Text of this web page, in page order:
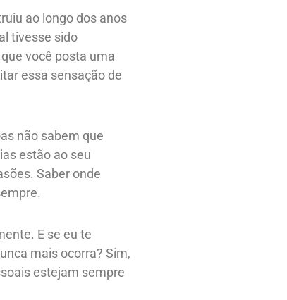
ao longo dos anos
tivesse sido
você posta uma
essa sensação de
não sabem que
estão ao seu
Saber onde
E se eu te
mais ocorra? Sim,
estejam sempre